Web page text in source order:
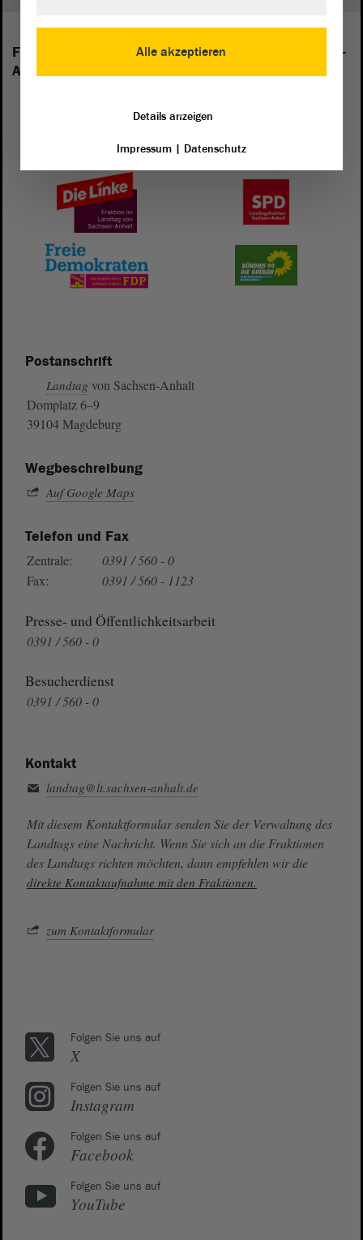
Folgende Fraktionen sind im Landtag von Sachsen-
Anhalt vertreten:
Postanschrift
Landtag von Sachsen-Anhalt
Domplatz 6–9
39104 Magdeburg
Wegbeschreibung
Auf Google Maps
Telefon und Fax
Zentrale:
0391 / 560 - 0
Fax:
0391 / 560 - 1123
Presse- und Öffentlichkeitsarbeit
0391 / 560 - 0
Besucherdienst
0391 / 560 - 0
Kontakt
landtag@lt.sachsen-anhalt.de
Mit diesem Kontaktformular senden Sie der Verwaltung des
Landtags eine Nachricht. Wenn Sie sich an die Fraktionen
des Landtags richten möchten, dann empfehlen wir die
direkte Kontaktaufnahme mit den Fraktionen.
zum Kontaktformular
Folgen Sie uns auf
X
Folgen Sie uns auf
Instagram
Folgen Sie uns auf
Facebook
Folgen Sie uns auf
YouTube
Alle akzeptieren
Details anzeigen
Impressum| Datenschutz